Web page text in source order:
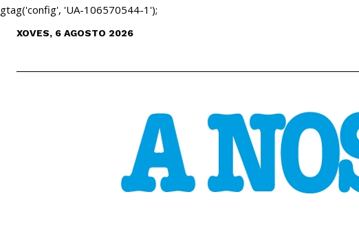
gtag('config', 'UA-106570544-1');
XOVES, 6 AGOSTO 2026